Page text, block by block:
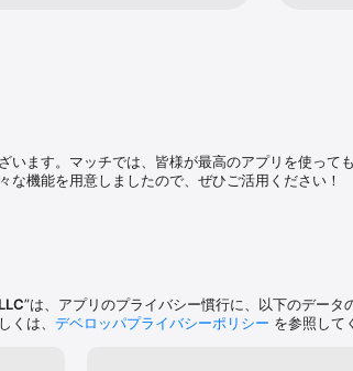
年齢確認
いいね！を送ったりメッセージを送ったりしよう。
使って、実際に会う前にテレビ電話機能でお話して
もメッセージが送れます。但し、メッセージ機能を
す。
ただけません
自分を大切にしながら、答えを
なって
してい
です。
（
います。マッチでは、皆様が最高のアプリを使って
機能を用意しましたので、ぜひご活用ください！
”は、アプリのプライバシー慣行に、以下のデータ
くは、 デベロッパプライバシーポリシー を参照して